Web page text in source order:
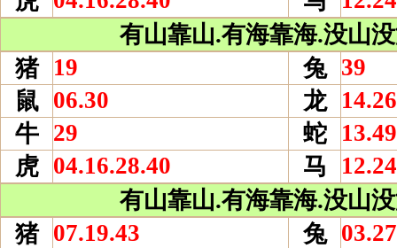
有山靠山.有海靠海.没山
猪
19 兔 39
鼠 06.30 龙
牛 29 蛇
13.49
虎 04.16.28.40 马
有山靠山.有海靠海.没山
猪 07.19.43 兔